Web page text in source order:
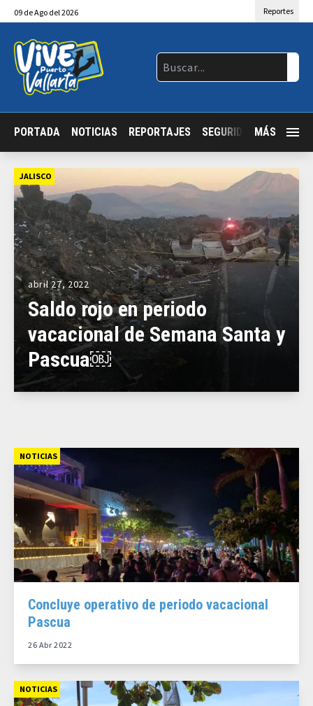
09 deAgo del 2026 Reportes
PORTADA NOTICIAS REPORTAJES SEGURIDAD JALISCO
MÁS
JALISCO
abril 27, 2022
Saldo rojo en periodo
vacacional de Semana Santa y
Pascua￼
NOTICIAS
Concluye operativo de periodo vacacional
Pascua
26 Abr 2022
NOTICIAS